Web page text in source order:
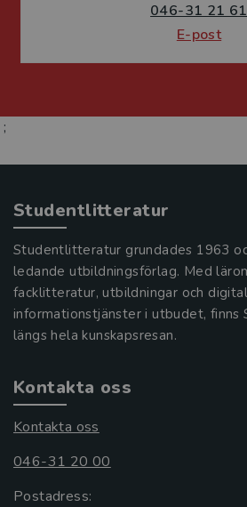
046-31 21 61
E-post
;
Studentlitteratur
Studentlitteratur grundades 1963
ledande utbildningsförlag. Med
facklitteratur, utbildningar och
informationstjänster i utbudet,
längs hela kunskapsresan.
Kontakta oss
Kontakta oss
046-31 20 00
Postadress: